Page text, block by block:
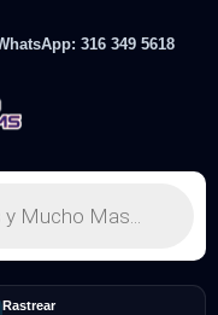
316 349 5618
Rastrear